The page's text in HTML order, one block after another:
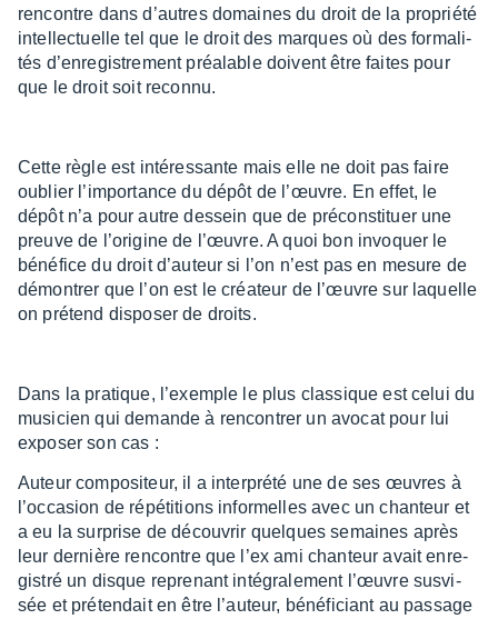
rencontre dans d’autres domaines du droit de la propriété
intel­lec­tuelle tel que le droit des marques où des forma­li­
tés d’en­re­gis­tre­ment préa­lable doivent être faites pour
que le droit soit reconnu.
Cette règle est inté­res­sante mais elle ne doit pas faire
oublier l’im­por­tance du dépôt de l’œuvre. En effet, le
dépôt n’a pour autre dessein que de précons­ti­tuer une
preuve de l’ori­gine de l’œuvre. A quoi bon invoquer le
béné­fice du droit d’au­teur si l’on n’est pas en mesure de
démon­trer que l’on est le créa­teur de l’œuvre sur laquelle
on prétend dispo­ser de droits.
Dans la pratique, l’exemple le plus clas­sique est celui du
musi­cien qui demande à rencon­trer un avocat pour lui
expo­ser son cas :
Auteur compo­si­teur, il a inter­prété une de ses œuvres à
l’oc­ca­sion de répé­ti­tions infor­melles avec un chan­teur et
a eu la surprise de décou­vrir quelques semaines après
leur dernière rencontre que l’ex ami chan­teur avait enre­
gis­tré un disque repre­nant inté­gra­le­ment l’œuvre susvi­
sée et préten­dait en être l’au­teur, béné­fi­ciant au passage